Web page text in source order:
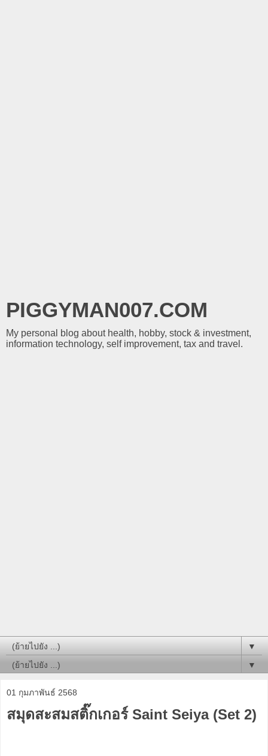
PIGGYMAN007.COM
My personal blog about health, hobby, stock & investment,
information technology, self improvement, tax and travel.
▼
▼
01 กุมภาพันธ์ 2568
สมุดสะสมสติ๊กเกอร์ Saint Seiya (Set 2)